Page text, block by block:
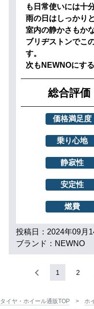
も日常使いには十
雨の日はしっかり
室内の静かさもか
ブリヂストンでこ
す。
次もNEWNOにす
総合評価
価格満足度
乗り心地
静寂性
安定性
燃費
投稿日：2024年09月
ブランド：NEWNO
1 2
タイヤ・ホイール通販TOP ホ